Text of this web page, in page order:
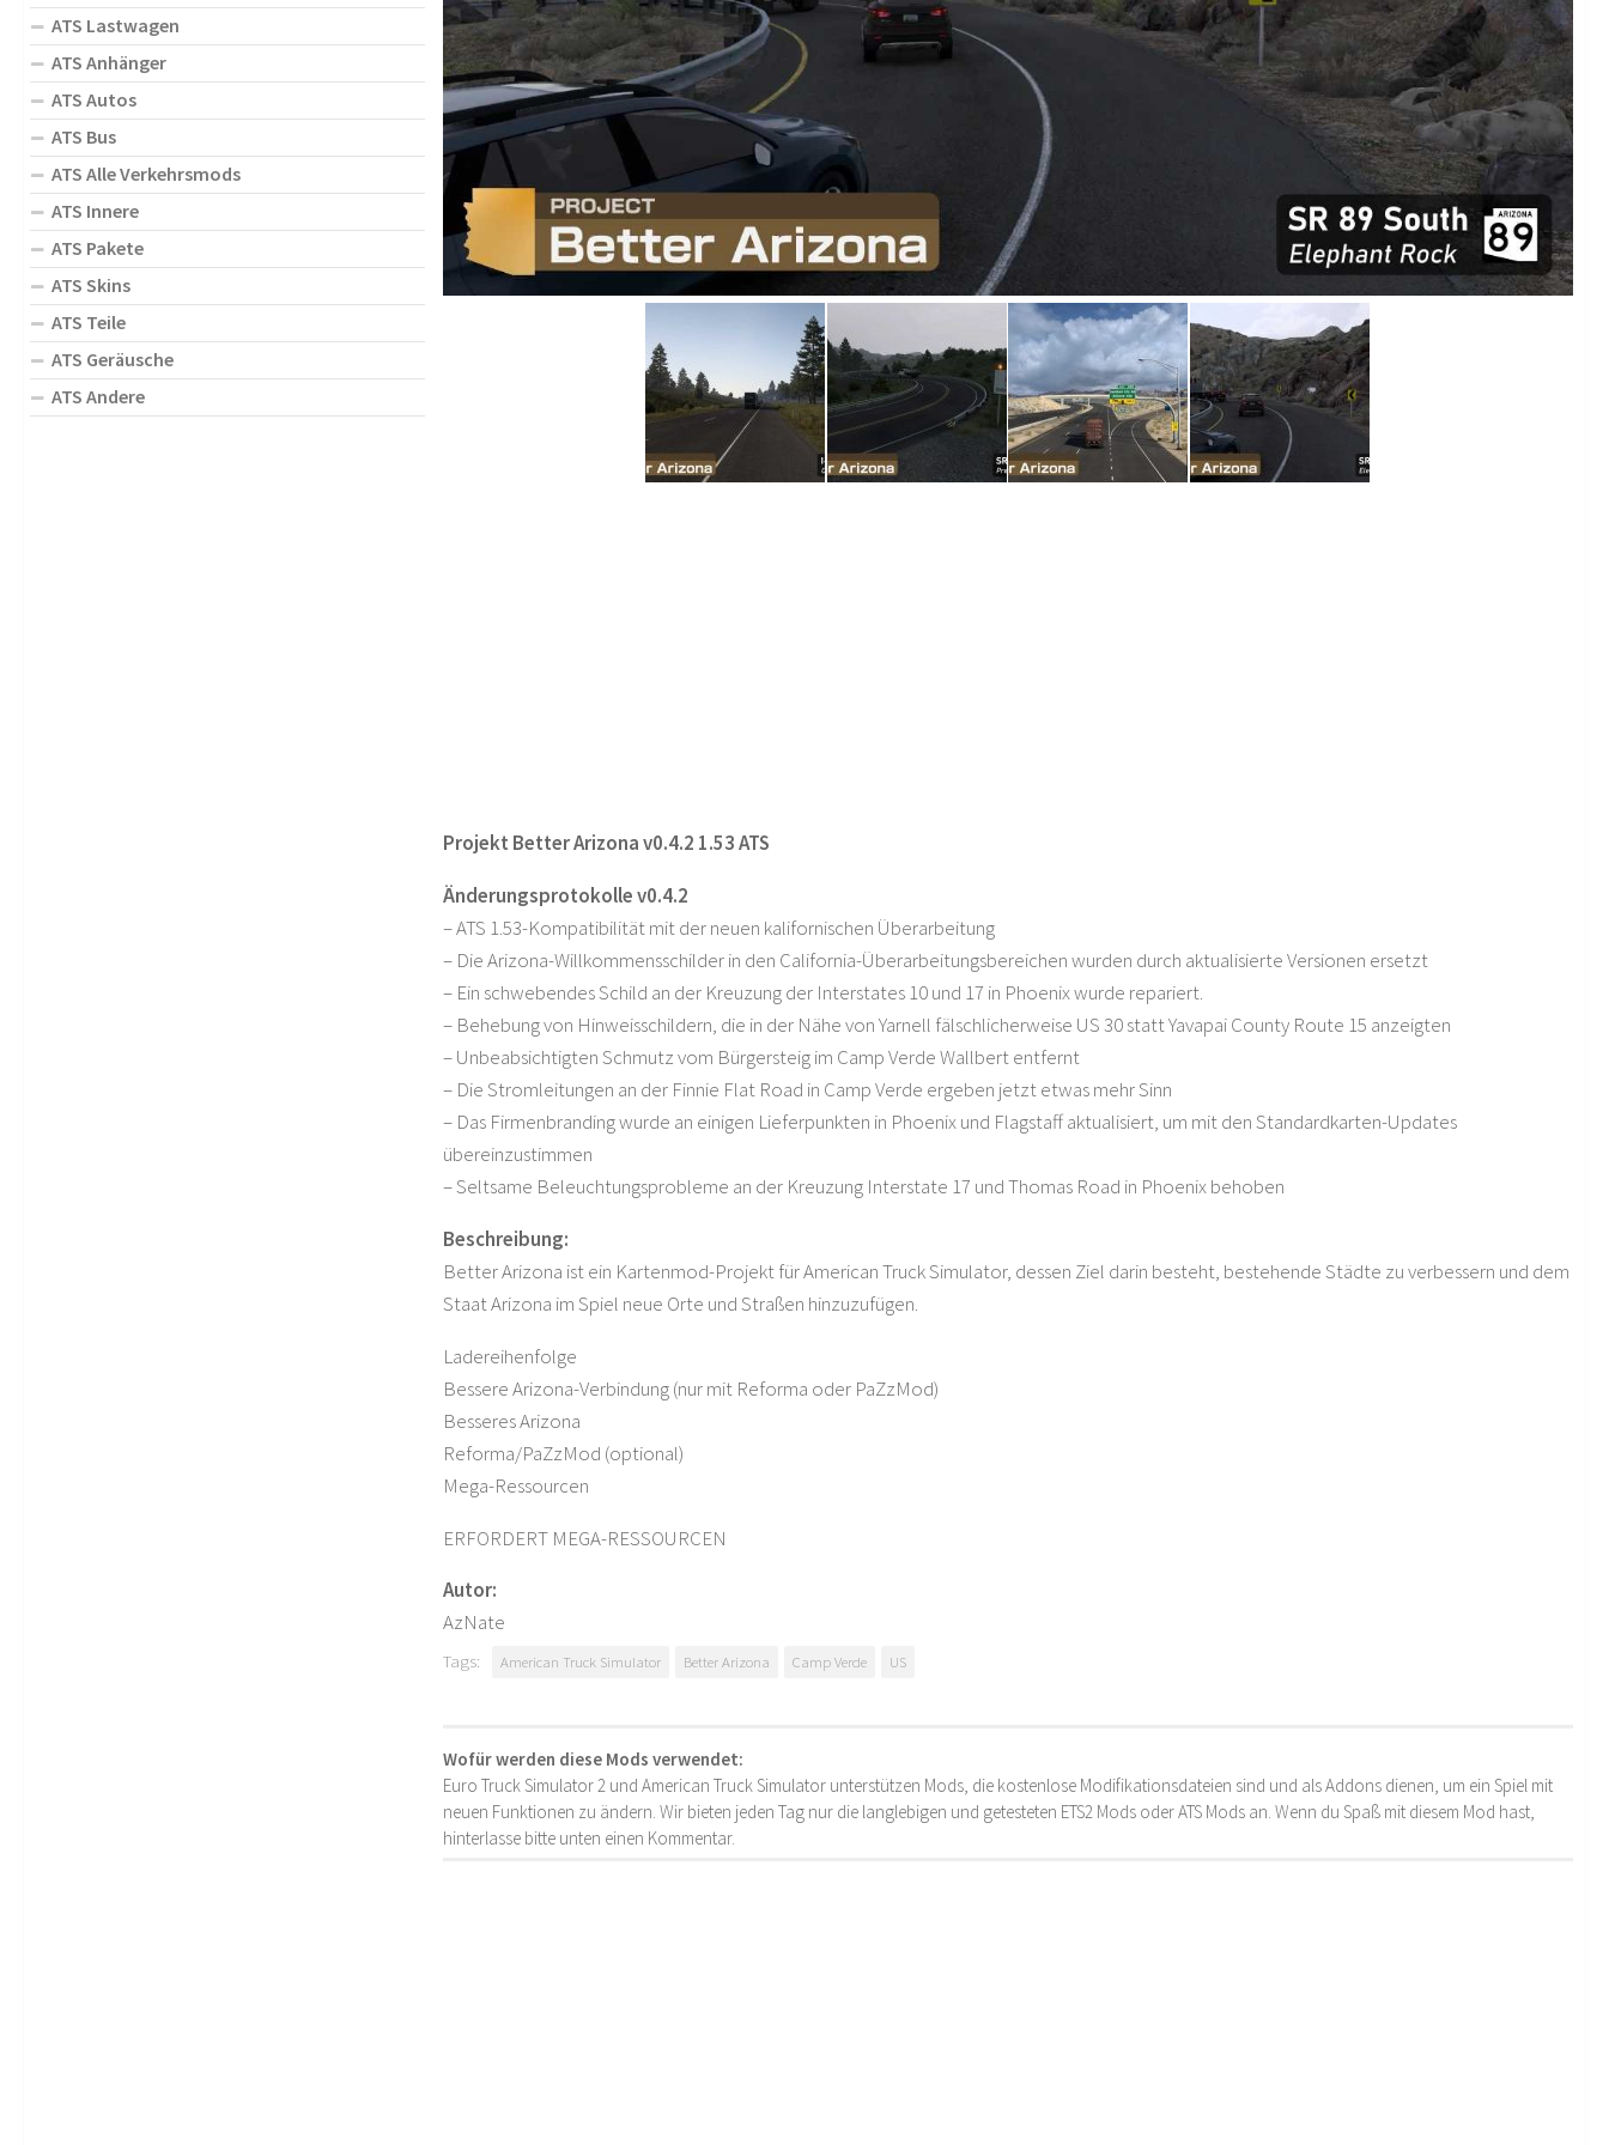
Projekt Better Arizona v0.4.2 1.53 ATS
Änderungsprotokolle v0.4.2
– ATS 1.53-Kompatibilität mit der neuen kalifornischen Überarbeitung
– Die Arizona-Willkommensschilder in den California-Überarbeitungsbereichen wurden durch aktualisierte Versionen ersetzt
– Ein schwebendes Schild an der Kreuzung der Interstates 10 und 17 in Phoenix wurde repariert.
– Behebung von Hinweisschildern, die in der Nähe von Yarnell fälschlicherweise US 30 statt Yavapai County Route 15 anzeigten
– Unbeabsichtigten Schmutz vom Bürgersteig im Camp Verde Wallbert entfernt
– Die Stromleitungen an der Finnie Flat Road in Camp Verde ergeben jetzt etwas mehr Sinn
– Das Firmenbranding wurde an einigen Lieferpunkten in Phoenix und Flagstaff aktualisiert, um mit den Standardkarten-Updates
übereinzustimmen
– Seltsame Beleuchtungsprobleme an der Kreuzung Interstate 17 und Thomas Road in Phoenix behoben
Beschreibung:
Better Arizona ist ein Kartenmod-Projekt für American Truck Simulator, dessen Ziel darin besteht, bestehende Städte zu verbessern und dem
Staat Arizona im Spiel neue Orte und Straßen hinzuzufügen.
Ladereihenfolge
Bessere Arizona-Verbindung (nur mit Reforma oder PaZzMod)
Besseres Arizona
Reforma/PaZzMod (optional)
Mega-Ressourcen
ERFORDERT MEGA-RESSOURCEN
Autor:
AzNate
Tags: American Truck Simulator Better Arizona Camp Verde US
Wofür werden diese Mods verwendet:
Euro Truck Simulator 2 und American Truck Simulator unterstützen Mods, die kostenlose Modifikationsdateien sind und als Addons dienen, um ein Spiel mit
neuen Funktionen zu ändern. Wir bieten jeden Tag nur die langlebigen und getesteten ETS2 Mods oder ATS Mods an. Wenn du Spaß mit diesem Mod hast,
hinterlasse bitte unten einen Kommentar.
ATS Lastwagen
ATS Anhänger
ATS Autos
ATS Bus
ATS Alle Verkehrsmods
ATS Innere
ATS Pakete
ATS Skins
ATS Teile
ATS Geräusche
ATS Andere